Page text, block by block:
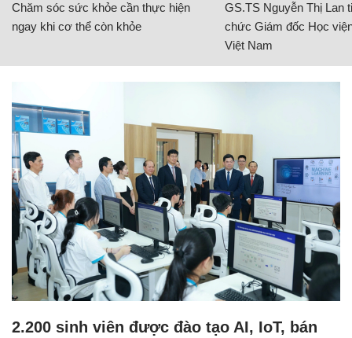
Chăm sóc sức khỏe cần thực hiện
ngay khi cơ thể còn khỏe
GS.TS Nguyễn Thị Lan
chức Giám đốc Học
Việt Nam
2.200 sinh viên được đào tạo AI, IoT, bán